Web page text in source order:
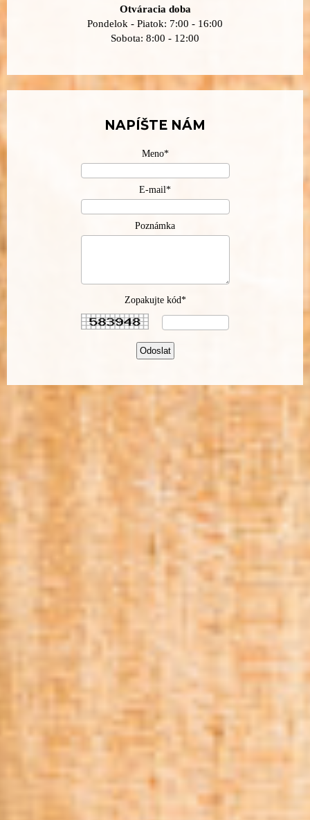
Otváracia doba
Pondelok - Piatok: 7:00 - 16:00
Sobota: 8:00 - 12:00
NAPÍŠTE NÁM
Meno*
E-mail*
Poznámka
Zopakujte kód*
Odoslat